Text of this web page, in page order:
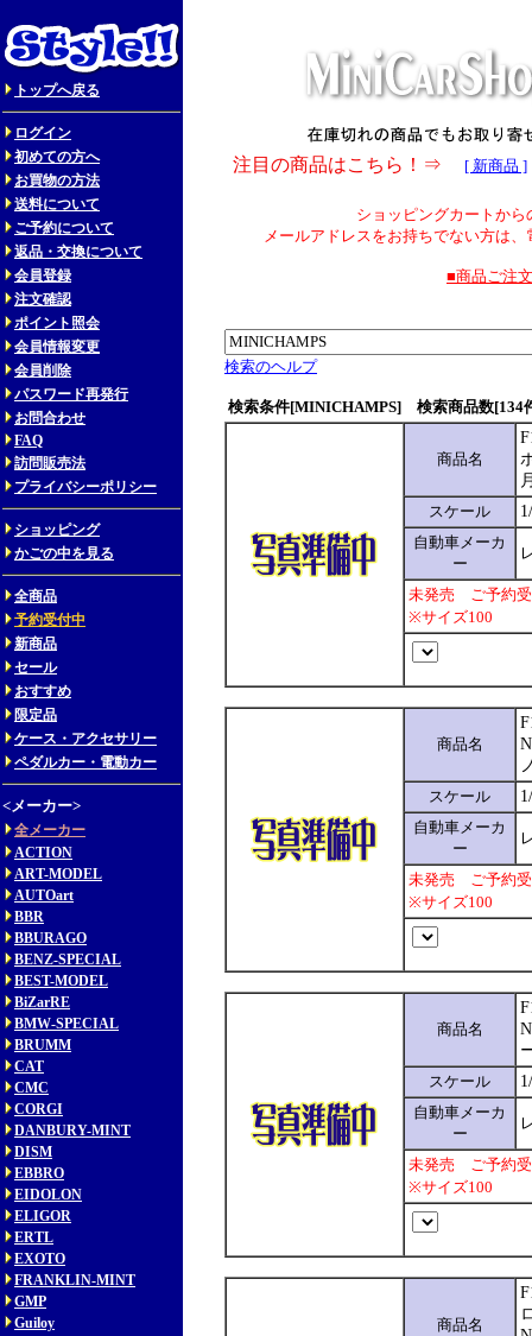
トップへ戻る
ログイン
初めての方へ
お買物の方法
送料について
ご予約について
返品・交換について
会員登録
注文確認
ポイント照会
会員情報変更
会員削除
パスワード再発行
お問合わせ
FAQ
訪問販売法
プライバシーポリシー
ショッピング
かごの中を見る
全商品
予約受付中
新商品
セール
おすすめ
限定品
ケース・アクセサリー
ペダルカー・電動カー
<メーカー>
全メーカー
ACTION
ART-MODEL
AUTOart
BBR
BBURAGO
BENZ-SPECIAL
BEST-MODEL
BiZarRE
BMW-SPECIAL
BRUMM
CAT
CMC
CORGI
DANBURY-MINT
DISM
EBBRO
EIDOLON
ELIGOR
ERTL
EXOTO
FRANKLIN-MINT
GMP
Guiloy
注目の商品はこちら！⇒ [ 新商品 ]
ショッピングカートか
メールアドレスをお持ちでない方は
■商品ご注
検索のヘルプ
検索条件[MINICHAMPS] 検索商品数[134
商品名
スケール
自動車メーカ
ー
未発売 ご予約
※サイズ100
商品名
スケール
自動車メーカ
ー
未発売 ご予約
※サイズ100
商品名
スケール
自動車メーカ
ー
未発売 ご予約
※サイズ100
商品名